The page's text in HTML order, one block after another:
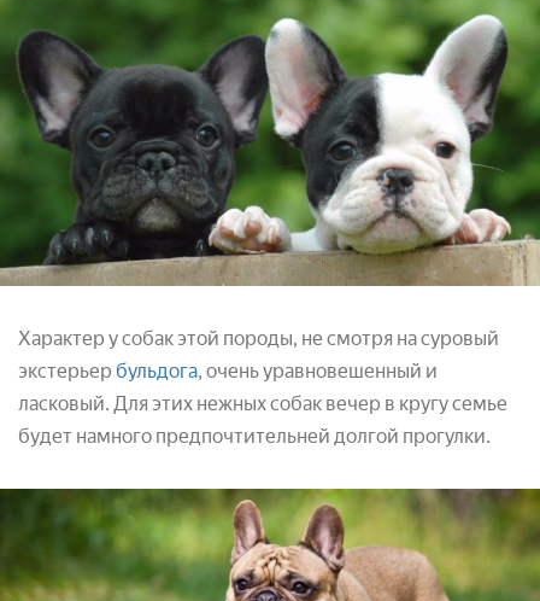
Характер у собак этой породы, не смотря на суровый
экстерьер бульдога, очень уравновешенный и
ласковый. Для этих нежных собак вечер в кругу семье
будет намного предпочтительней долгой прогулки.